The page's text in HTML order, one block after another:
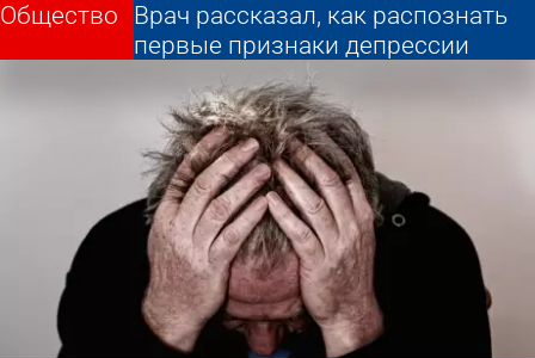
Врач рассказал, как распознать
первые признаки депрессии
Общество Врач рассказал, как распознать
первые признаки депрессии
Общество
Другие новости
по теме
Погода и курсы
валют в Пензе